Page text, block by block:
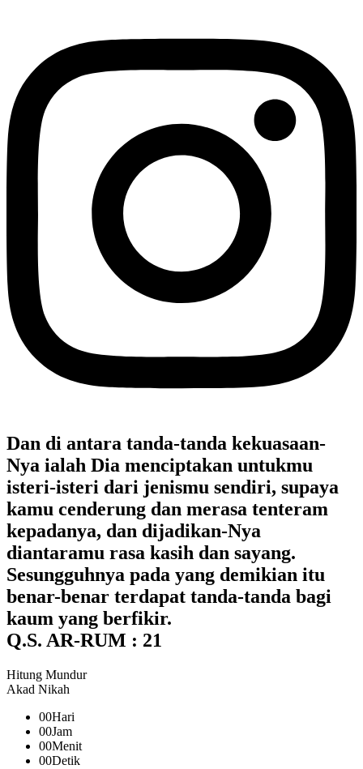
Dan di antara tanda-tanda kekuasaan-
Nya ialah Dia menciptakan untukmu
isteri-isteri dari jenismu sendiri, supaya
kamu cenderung dan merasa tenteram
kepadanya, dan dijadikan-Nya
diantaramu rasa kasih dan sayang.
Sesungguhnya pada yang demikian itu
benar-benar terdapat tanda-tanda bagi
kaum yang berfikir.
Q.S. AR-RUM : 21
Hitung Mundur
Akad Nikah
00Hari
00Jam
00Menit
00Detik